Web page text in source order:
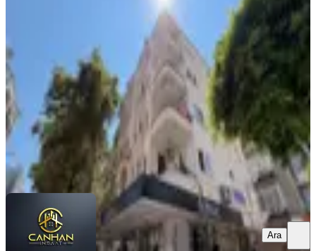
Alanya, Şekerhane Mahallesi
2+1
95 m²· 4. Kat 10.08.2026
14.000 ₺
Canhan İnşaat GayrimenkulTurgay Can Saruhan
Ara
Ara